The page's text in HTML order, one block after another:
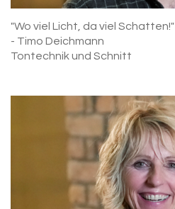
"Wo viel Licht, da viel Schatten!"
- Timo Deichmann
Tontechnik und Schnitt